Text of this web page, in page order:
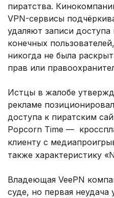
пиратства.
VPN-сервисы
удаляют записи
конечных
никогда не была
прав или
Истцы в жалобе
рекламе
доступа к пиратским
Popcorn Time —
клиенту с
также характеристику
Владеющая VeePN
суде, но первая неудача